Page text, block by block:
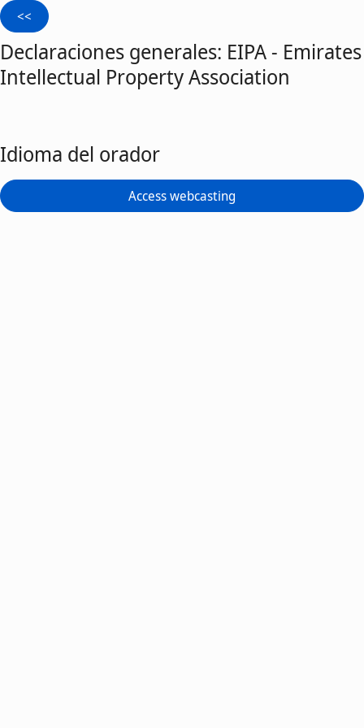
Declaraciones generales: EIPA - Emirates
Intellectual Property Association
Idioma del orador
Access webcasting